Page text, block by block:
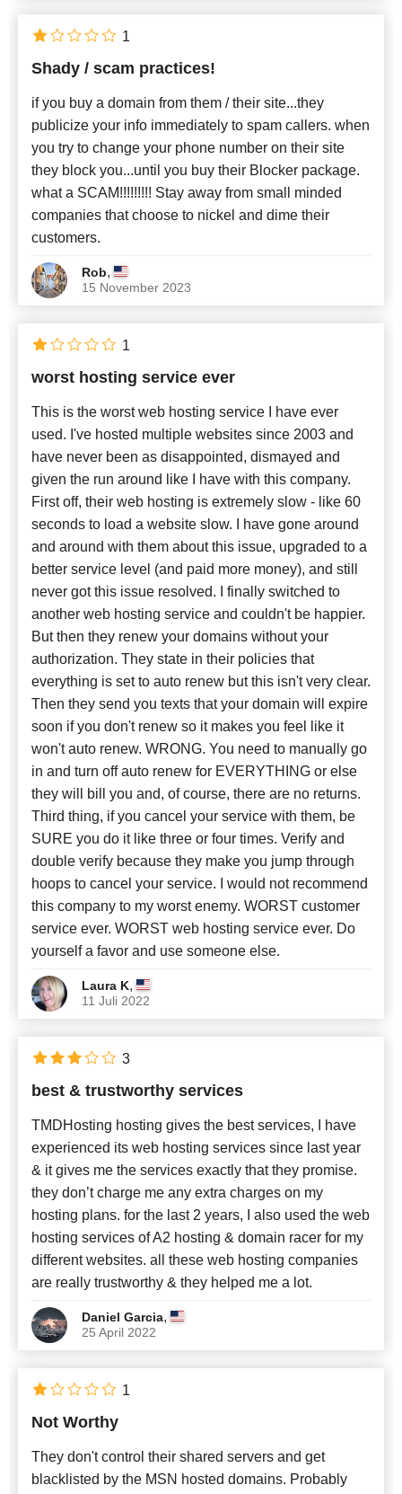
Shady / scam practices!
if you buy a domain from them / their site...they
publicize your info immediately to spam callers. when
you try to change your phone number on their site
they block you...until you buy their Blocker package.
what a SCAM!!!!!!!!! Stay away from small minded
companies that choose to nickel and dime their
customers.
Rob,
15 November 2023
1
worst hosting service ever
This is the worst web hosting service I have ever
used. I've hosted multiple websites since 2003 and
have never been as disappointed, dismayed and
given the run around like I have with this company.
First off, their web hosting is extremely slow - like 60
seconds to load a website slow. I have gone around
and around with them about this issue, upgraded to a
better service level (and paid more money), and still
never got this issue resolved. I finally switched to
another web hosting service and couldn't be happier.
But then they renew your domains without your
authorization. They state in their policies that
everything is set to auto renew but this isn't very clear.
Then they send you texts that your domain will expire
soon if you don't renew so it makes you feel like it
won't auto renew. WRONG. You need to manually go
in and turn off auto renew for EVERYTHING or else
they will bill you and, of course, there are no returns.
Third thing, if you cancel your service with them, be
SURE you do it like three or four times. Verify and
double verify because they make you jump through
hoops to cancel your service. I would not recommend
this company to my worst enemy. WORST customer
service ever. WORST web hosting service ever. Do
yourself a favor and use someone else.
Laura K,
11 Juli 2022
1
best & trustworthy services
TMDHosting hosting gives the best services, I have
experienced its web hosting services since last year
& it gives me the services exactly that they promise.
they don’t charge me any extra charges on my
hosting plans. for the last 2 years, I also used the web
hosting services of A2 hosting & domain racer for my
different websites. all these web hosting companies
are really trustworthy & they helped me a lot.
Daniel Garcia,
25 April 2022
3
Not Worthy
They don't control their shared servers and get
blacklisted by the MSN hosted domains. Probably
1